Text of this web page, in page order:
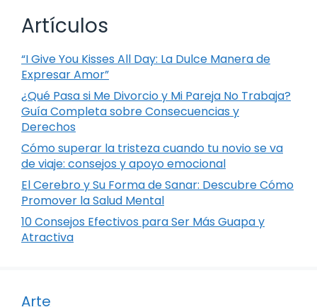
Artículos
“I Give You Kisses All Day: La Dulce Manera de
Expresar Amor”
¿Qué Pasa si Me Divorcio y Mi Pareja No Trabaja?
Guía Completa sobre Consecuencias y
Derechos
Cómo superar la tristeza cuando tu novio se va
de viaje: consejos y apoyo emocional
El Cerebro y Su Forma de Sanar: Descubre Cómo
Promover la Salud Mental
10 Consejos Efectivos para Ser Más Guapa y
Atractiva
Arte